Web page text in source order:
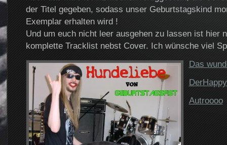
der Titel gegeben, sodass unser Geburtstagskind
Exemplar erhalten wird !
Und um euch nicht leer ausgehen zu lassen ist hier
komplette Tracklist nebst Cover. Ich wünsche viel
Das
Autroooo